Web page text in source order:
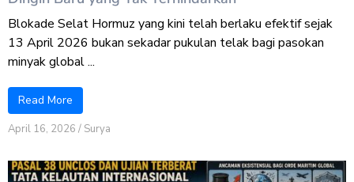
Blokade Selat Hormuz yang kini telah berlaku efektif sejak
13 April 2026 bukan sekadar pukulan telak bagi pasokan
minyak global ...
Read More
April 16, 2026 / Surya